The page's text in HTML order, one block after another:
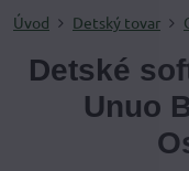
Úvod Detský tovar
Detské
Unuo